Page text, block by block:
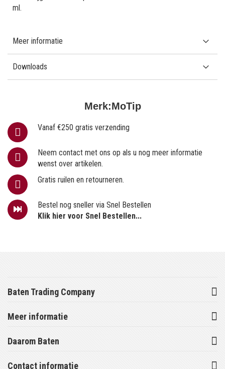
Merk:MoTip
Vanaf €250 gratis verzending
Neem contact met ons op als u nog meer informatie
wenst over artikelen.
Gratis ruilen en retourneren.
Bestel nog sneller via Snel Bestellen
Klik hier voor Snel Bestellen...
ml.
Meer informatie
Downloads
Baten Trading Company
Meer informatie
Daarom Baten
Contact informatie